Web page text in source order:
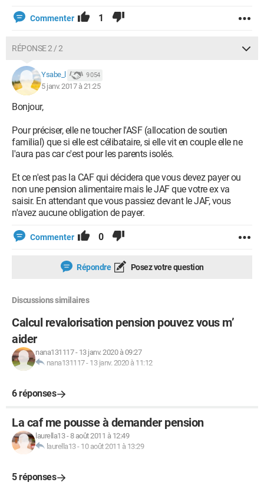
Commenter 1
RÉPONSE 2 / 2
Ysabe_l 9 054
5 janv. 2017 à 21:25
Bonjour,
Pour préciser, elle ne toucher l'ASF (allocation de soutien
familial) que si elle est célibataire, si elle vit en couple elle ne
l'aura pas car c'est pour les parents isolés.
Et ce n'est pas la CAF qui décidera que vous devez payer ou
non une pension alimentaire mais le JAF que votre ex va
saisir. En attendant que vous passiez devant le JAF, vous
n'avez aucune obligation de payer.
Commenter 0
Répondre Posez votre question
Discussions similaires
Calcul revalorisation pension pouvez vous m’
aider
nana131117- 13 janv. 2020 à 09:27
nana131117- 13 janv. 2020 à 11:12
6 réponses
La caf me pousse à demander pension
laurella13-8 août 2011 à 12:49
laurella13- 10 août 2011 à 13:29
5 réponses